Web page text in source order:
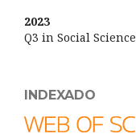
2023
Q3 in Social
INDEXADO